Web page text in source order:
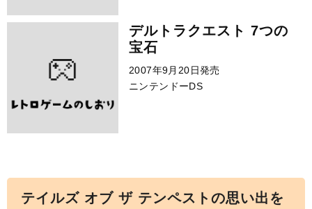
デルトラクエスト 7つの
宝石
2007年9月20日発売
ニンテンドーDS
テイルズ オブ ザ テンペストの思い出を